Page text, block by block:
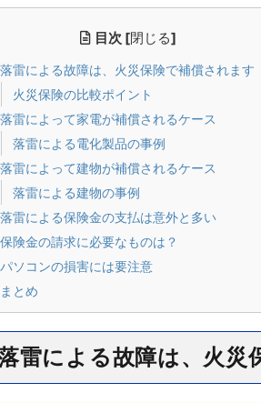
目次 [閉じる]
落雷による故障は、火災保険で補償されます
火災保険の比較ポイント
落雷によって家電が補償されるケース
落雷による電化製品の事例
落雷によって建物が補償されるケース
落雷による建物の事例
落雷による保険金の支払は意外と多い
保険金の請求に必要なものは？
パソコンの損害には要注意
まとめ
雷による故障は、火災